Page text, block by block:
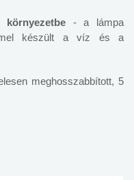
környezetbe - a lámpa
készült a víz és a
meghosszabbított, 5